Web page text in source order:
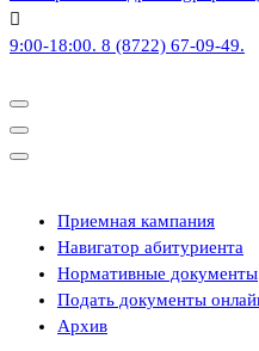
9:00-18:00. 8 (8722) 67-09-49.
Приемная кампания
Навигатор абитуриента
Нормативные документы
Подать документы
Архив